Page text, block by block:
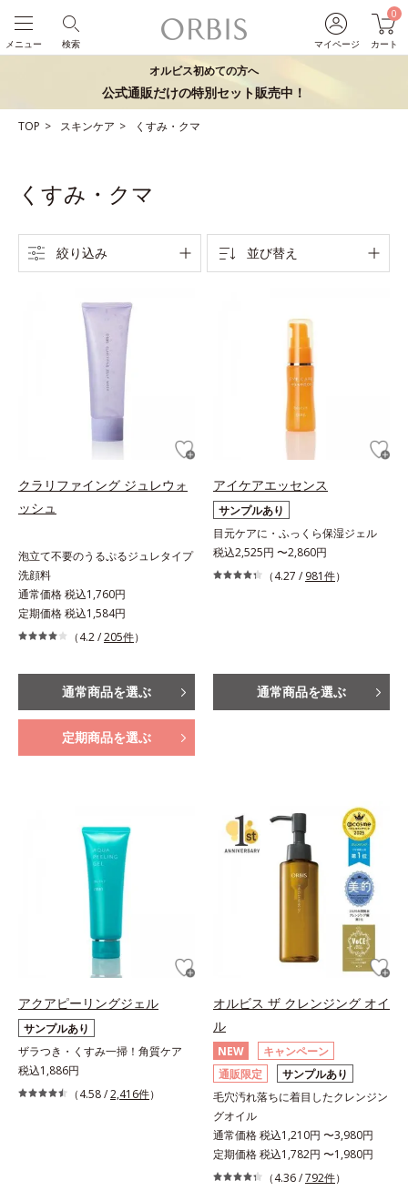
マイページ
0
カート
検索
メニュー
オルビス初めての方へ
公式通販だけの特別セット販売中！
TOP スキンケア くすみ・クマ
くすみ・クマ
絞り込み 並び替え
クラリファイング ジュレウォ
ッシュ
泡立て不要のうるぷるジュレタイプ
洗顔料
通常価格 税込1,760円
定期価格 税込1,584円
（4.2 /205件）
通常商品を選ぶ
定期商品を選ぶ
アイケアエッセンス
サンプルあり
目元ケアに・ふっくら保湿ジェル
税込2,525円 〜2,860円
（4.27 / 981件）
通常商品を選ぶ
アクアピーリングジェル
サンプルあり
ザラつき・くすみ一掃！角質ケア
税込1,886円
（4.58 /2,416件）
オルビス ザ クレンジング オイ
ル
NEW
キャンペーン
通販限定
サンプルあり
毛穴汚れ落ちに着目したクレンジン
グオイル
通常価格 税込1,210円 〜3,980円
定期価格 税込1,782円 〜1,980円
（4.36 /792件）